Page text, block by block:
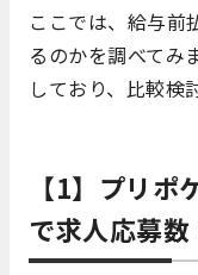
ここでは、給与前
るのかを調べてみ
しており、比較検
【1】プリ
で求人応募